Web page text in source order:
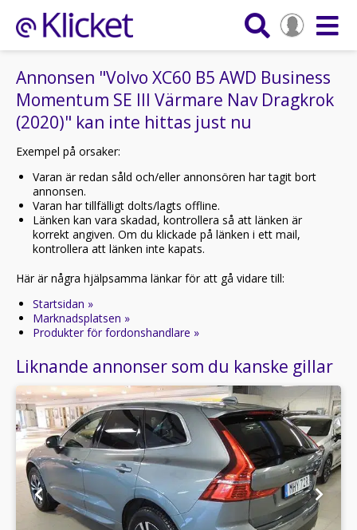
Annonsen "Volvo XC60 B5 AWD Business
Momentum SE III Värmare Nav Dragkrok
(2020)" kan inte hittas just nu
Exempel på orsaker:
Varan är redan såld och/eller annonsören har tagit bort
annonsen.
Varan har tillfälligt dolts/lagts offline.
Länken kan vara skadad, kontrollera så att länken är
korrekt angiven. Om du klickade på länken i ett mail,
kontrollera att länken inte kapats.
Här är några hjälpsamma länkar för att gå vidare till:
Startsidan »
Marknadsplatsen »
Produkter för fordonshandlare »
Liknande annonser som du kanske gillar